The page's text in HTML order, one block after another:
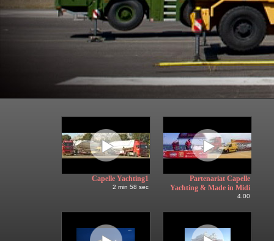
Capelle Yachting1
2 min 58 sec
Partenariat Capelle
Yachting & Made in Midi
4.00